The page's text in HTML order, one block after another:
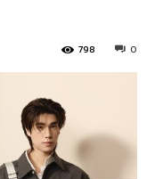
0
798